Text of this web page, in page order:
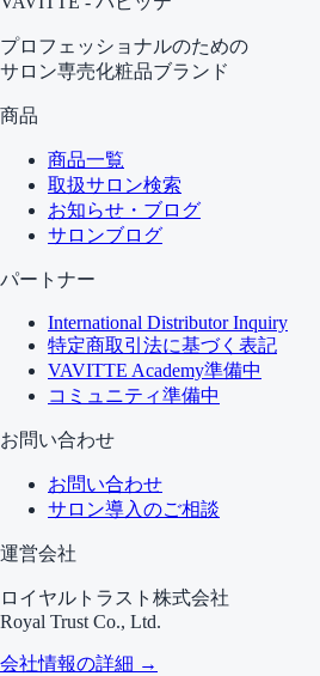
プロフェッショナルのための
サロン専売化粧品ブランド
商品
商品一覧
取扱サロン検索
お知らせ・ブログ
サロンブログ
パートナー
International Distributor Inquiry
特定商取引法に基づく表記
VAVITTE Academy準備中
コミュニティ準備中
お問い合わせ
お問い合わせ
サロン導入のご相談
運営会社
ロイヤルトラスト株式会社
Royal Trust Co., Ltd.
会社情報の詳細 →